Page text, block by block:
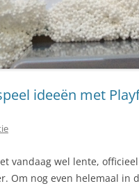
speel ideeën met
vandaag wel lente,
Om nog even helemaal in